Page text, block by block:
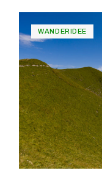
WANDERIDEE